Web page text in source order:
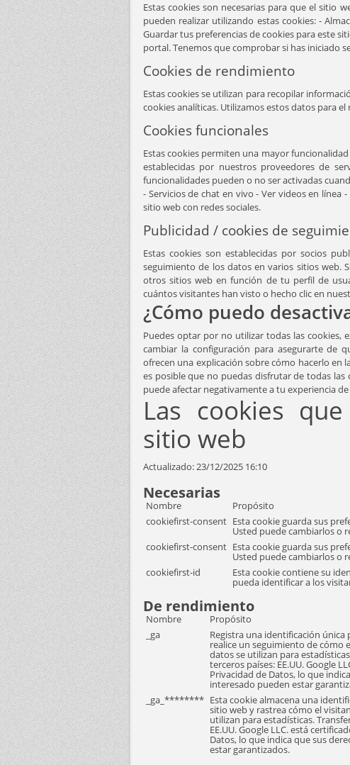
Estas cookies son necesarias para que el sitio
pueden realizar utilizando estas cookies: -
Guardar tus preferencias de cookies para este
portal. Tenemos que comprobar si has iniciado
Cookies de rendimiento
Estas cookies se utilizan para recopilar
cookies analíticas. Utilizamos estos datos para
Cookies funcionales
Estas cookies permiten una mayor
establecidas por nuestros proveedores de
funcionalidades pueden o no ser activadas
- Servicios de chat en vivo - Ver videos en línea
sitio web con redes sociales.
Publicidad / cookies de
Estas cookies son establecidas por socios
seguimiento de los datos en varios sitios web.
otros sitios web en función de tu perfil de
cuántos visitantes han visto o hecho clic en
¿Cómo puedo
Puedes optar por no utilizar todas las cookies,
cambiar la configuración para asegurarte de
ofrecen una explicación sobre cómo hacerlo en
es posible que no puedas disfrutar de todas
puede afectar negativamente a tu experiencia
Las cookies
sitio web
Actualizado:23/12/2025 16:10
Necesarias
Nombre Propósito
cookiefirst-consent Esta cookie guarda sus
Usted puede cambiarlos o
cookiefirst-consent Esta cookie guarda sus
Usted puede cambiarlos o
cookiefirst-id
Esta cookie contiene su
pueda identificar a los
De rendimiento
Nombre Propósito
_ga
Registra una identificación
realice un seguimiento de cómo
datos se utilizan para
terceros países: EE.UU. Google
Privacidad de Datos, lo que
interesado pueden estar
_ga_******** Esta cookie almacena una
sitio web y rastrea cómo el
utilizan para estadísticas.
EE.UU. Google LLC. está
Datos, lo que indica que sus
estar garantizados.